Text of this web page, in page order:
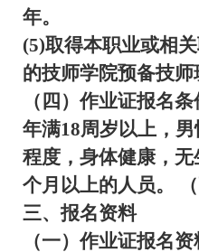
年。
(5)取得本职业或相
的技师学院预备技
（四）作业证报名
年满18周岁以上，
程度，身体健康，
个月以上的人员。
三、报名资料
（一）作业证报名资